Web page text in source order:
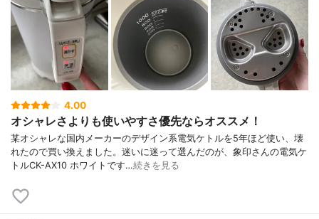
4.00
オシャレさよりも使いやすさ優先ならオススメ！
某オシャレな国内メーカーのデザイン系電気ケトルを5年ほど使い、壊
れたので買い換えました。迷いに迷って選んだのが、象印さんの電気ケ
トルCK-AX10 ホワイトです…続きを見る